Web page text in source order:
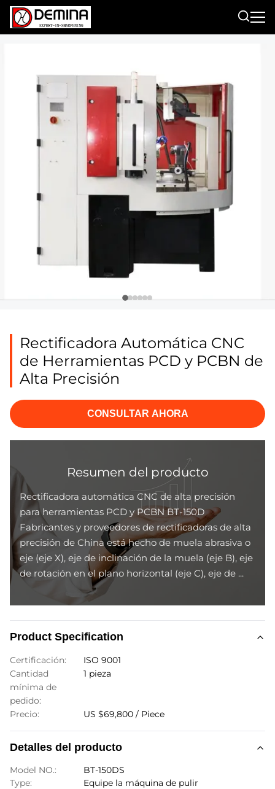
Rectificadora Automática CNC
de Herramientas PCD y PCBN de
Alta Precisión
CONSULTAR AHORA
Resumen del producto
Rectificadora automática CNC de alta precisión
para herramientas PCD y PCBN BT-150D
Fabricantes y proveedores de rectificadoras de alta
precisión de China está hecho de muela abrasiva o
eje (eje X), eje de inclinación de la muela (eje B), eje
de rotación en el plano horizontal (eje C), eje de ...
Product Specification
Certificación:
ISO 9001
Cantidad
mínima de
pedido:
1 pieza
Precio: US $69,800 / Piece
Detalles del producto
Model NO.:
BT-150DS
Type:
Equipe la máquina de pulir